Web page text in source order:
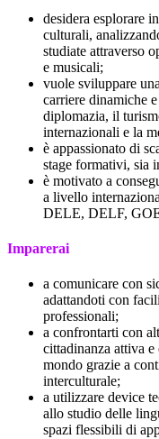
desidera esplorare
culturali,
studiate attraverso
e musicali;
vuole sviluppare
carriere dinamiche
diplomazia, il
internazionali e la
è appassionato di
stage formativi, sia
è motivato a
a livello
DELE, DELF,
Imparerai
a comunicare con
adattandoti con
professionali;
a confrontarti con
cittadinanza attiva
mondo grazie a
interculturale;
a utilizzare device
allo studio delle
spazi flessibili di